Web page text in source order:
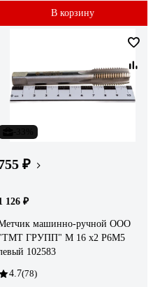
В корзину
₽
126 ₽
машинно-ручной ООО
ГРУПП" М 16 х2 Р6М5
102583
4.7(78)